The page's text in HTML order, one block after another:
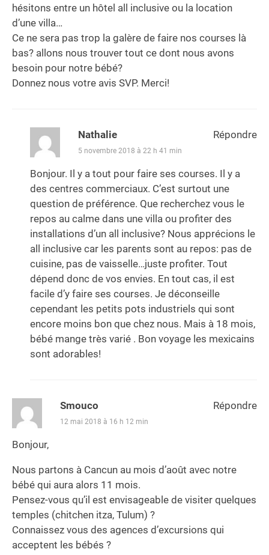
hésitons entre un hôtel all inclusive ou la location
d’une villa…
Ce ne sera pas trop la galère de faire nos courses là
bas? allons nous trouver tout ce dont nous avons
besoin pour notre bébé?
Donnez nous votre avis SVP. Merci!
Nathalie
5 novembre 2018 à 22 h 41 min
Bonjour. Il y a tout pour faire ses courses. Il y a
des centres commerciaux. C’est surtout une
question de préférence. Que recherchez vous le
repos au calme dans une villa ou profiter des
installations d’un all inclusive? Nous apprécions le
all inclusive car les parents sont au repos: pas de
cuisine, pas de vaisselle…juste profiter. Tout
dépend donc de vos envies. En tout cas, il est
facile d’y faire ses courses. Je déconseille
cependant les petits pots industriels qui sont
encore moins bon que chez nous. Mais à 18 mois,
bébé mange très varié . Bon voyage les mexicains
sont adorables!
Répondre
Smouco
12 mai 2018 à 16 h 12 min
Bonjour,
Nous partons à Cancun au mois d’août avec notre
bébé qui aura alors 11 mois.
Pensez-vous qu’il est envisageable de visiter quelques
temples (chitchen itza, Tulum) ?
Connaissez vous des agences d’excursions qui
acceptent les bébés ?
Répondre